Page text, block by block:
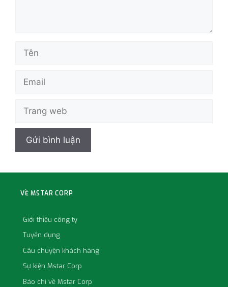
VỀ MSTAR CORP
Giới thiệu công ty
Tuyển dụng
Câu chuyện khách hàng
Sự kiện Mstar Corp
Báo chí về Mstar Corp